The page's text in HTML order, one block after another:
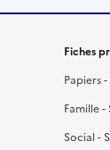
Fiches
Papiers
Famille
Social -